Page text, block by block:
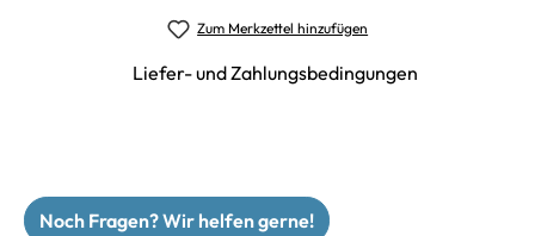
Zum Merkzettel hinzufügen
Liefer- und Zahlungsbedingungen
Noch Fragen? Wir helfen gerne!